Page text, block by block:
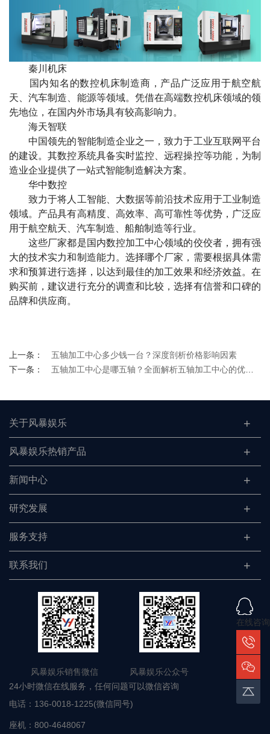
秦川机床
国内知名的数控机床制造商，产品广泛应用于航空航
天、汽车制造、能源等领域。凭借在高端数控机床领域的领
先地位，在国内外市场具有较高影响力。
海天智联
中国领先的智能制造企业之一，致力于工业互联网平台
的建设。其数控系统具备实时监控、远程操控等功能，为制
造业企业提供了一站式智能制造解决方案。
华中数控
致力于将人工智能、大数据等前沿技术应用于工业制造
领域。产品具有高精度、高效率、高可靠性等优势，广泛应
用于航空航天、汽车制造、船舶制造等行业。
这些厂家都是国内数控加工中心领域的佼佼者，拥有强
大的技术实力和制造能力。选择哪个厂家，需要根据具体需
求和预算进行选择，以达到最佳的加工效果和经济效益。在
购买前，建议进行充分的调查和比较，选择有信誉和口碑的
品牌和供应商。
上一条：
五轴加工中心多少钱一台？深度剖析价格影响因素
下一条：
五轴加工中心是哪五轴？全面解析五轴加工中心的优势与应用
关于风暴娱乐
风暴娱乐热销产品
新闻中心
研究发展
服务支持
联系我们
风暴娱乐销售微信 风暴娱乐公众号
24小时微信在线服务，任何问题可以微信咨询
电话： 136-0018-1225(微信同号)
座机： 800-4648067
在线咨询